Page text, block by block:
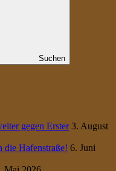
Suchen
gegen Erster 3. August
die Hafenstraße! 6. Juni